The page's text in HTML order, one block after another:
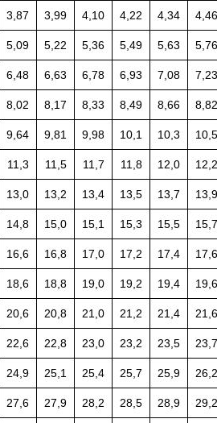
3,87 3,99 4,10 4,22 4,34 4,46
5,09 5,22 5,36 5,49 5,63 5,76
6,48 6,63 6,78 6,93 7,08 7,23
8,02 8,17 8,33 8,49 8,66 8,82
9,64 9,81 9,98 10,1 10,3 10,5
11,3 11,5 11,7 11,8 12,0 12,2
13,0 13,2 13,4 13,5 13,7 13,9
14,8 15,0 15,1 15,3 15,5 15,7
16,6 16,8 17,0 17,2 17,4 17,6
18,6 18,8 19,0 19,2 19,4 19,6
20,6 20,8 21,0 21,2 21,4 21,6
22,6 22,8 23,0 23,2 23,5 23,7
24,9 25,1 25,4 25,7 25,9 26,2
27,6 27,9 28,2 28,5 28,9 29,2